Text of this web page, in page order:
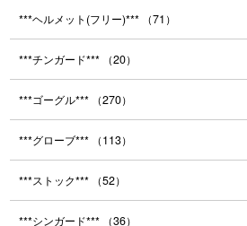
***ヘルメット(フリー)*** （71）
***チンガード*** （20）
***ゴーグル*** （270）
***グローブ*** （113）
***ストック*** （52）
***シンガード*** （36）